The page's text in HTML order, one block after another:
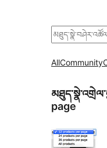
བཤེར་
AllCommunity
page